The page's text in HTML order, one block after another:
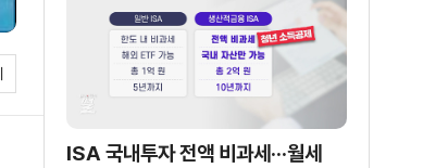
ISA 국내투자 전액 비과세···월세